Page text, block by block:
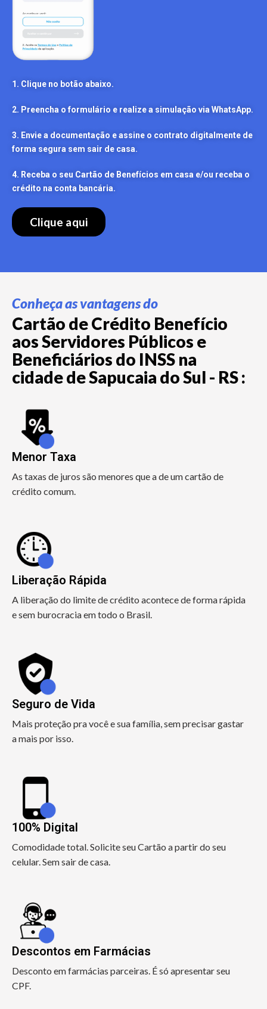
1. Clique no botão abaixo.
2. Preencha o formulário e realize a simulação via WhatsApp.
3. Envie a documentação e assine o contrato digitalmente de
forma segura sem sair de casa.
4. Receba o seu Cartão de Benefícios em casa e/ou receba o
crédito na conta bancária.
Clique aqui
Conheça as vantagens do
Cartão de Crédito Benefício
aos Servidores Públicos e
Beneficiários do INSS na
cidade de Sapucaia do Sul - RS :
Menor Taxa
As taxas de juros são menores que a de um cartão de
crédito comum.
Liberação Rápida
A liberação do limite de crédito acontece de forma rápida
e sem burocracia em todo o Brasil.
Seguro de Vida
Mais proteção pra você e sua família, sem precisar gastar
a mais por isso.
100% Digital
Comodidade total. Solicite seu Cartão a partir do seu
celular. Sem sair de casa.
Descontos em Farmácias
Desconto em farmácias parceiras. É só apresentar seu
CPF.